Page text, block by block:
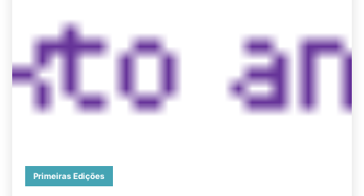
Primeiras Edições